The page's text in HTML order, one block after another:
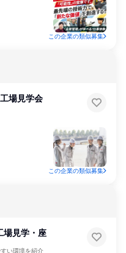
この企業の類似募集
場見学会
この企業の類似募集
見学・座
い環境を紹介